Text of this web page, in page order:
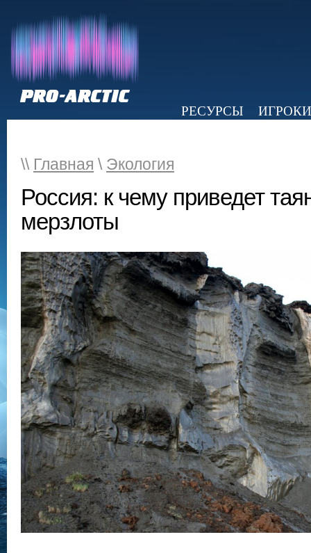
РЕСУРСЫ
ИГРОКИ
\\ Главная \ Экология
Россия: к чему приведет
мерзлоты